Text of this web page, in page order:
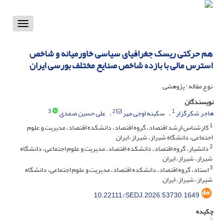
Toggle
هم حرکتی ریسک جغرافیای سیاسی خاورمیانه و شاخص
استرس مالی با بازده شاخص صنایع مختلف بورسی ایران
نوع مقاله : پژوهشی
نویسندگان
هاجر شکرگزار1 سکینه اوجی مهر 2 علی حسین صمدی
3
1کارشناس ارشد اقتصاد، گروه اقتصاد، دانشکده اقتصاد، مدیریت و علوم
اجتماعی، دانشگاه شیراز، شیراز، ایران
2دانشیار، گروه اقتصاد، دانشکده اقتصاد، مدیریت و علوم اجتماعی، دانشگاه
شیراز، شیراز، ایران
3استاد، گروه اقتصاد، دانشکده اقتصاد، مدیریت و علوم اجتماعی، دانشگاه
شیراز، شیراز، ایران
10.22111/SEDJ.2026.53730.1649
چکیده